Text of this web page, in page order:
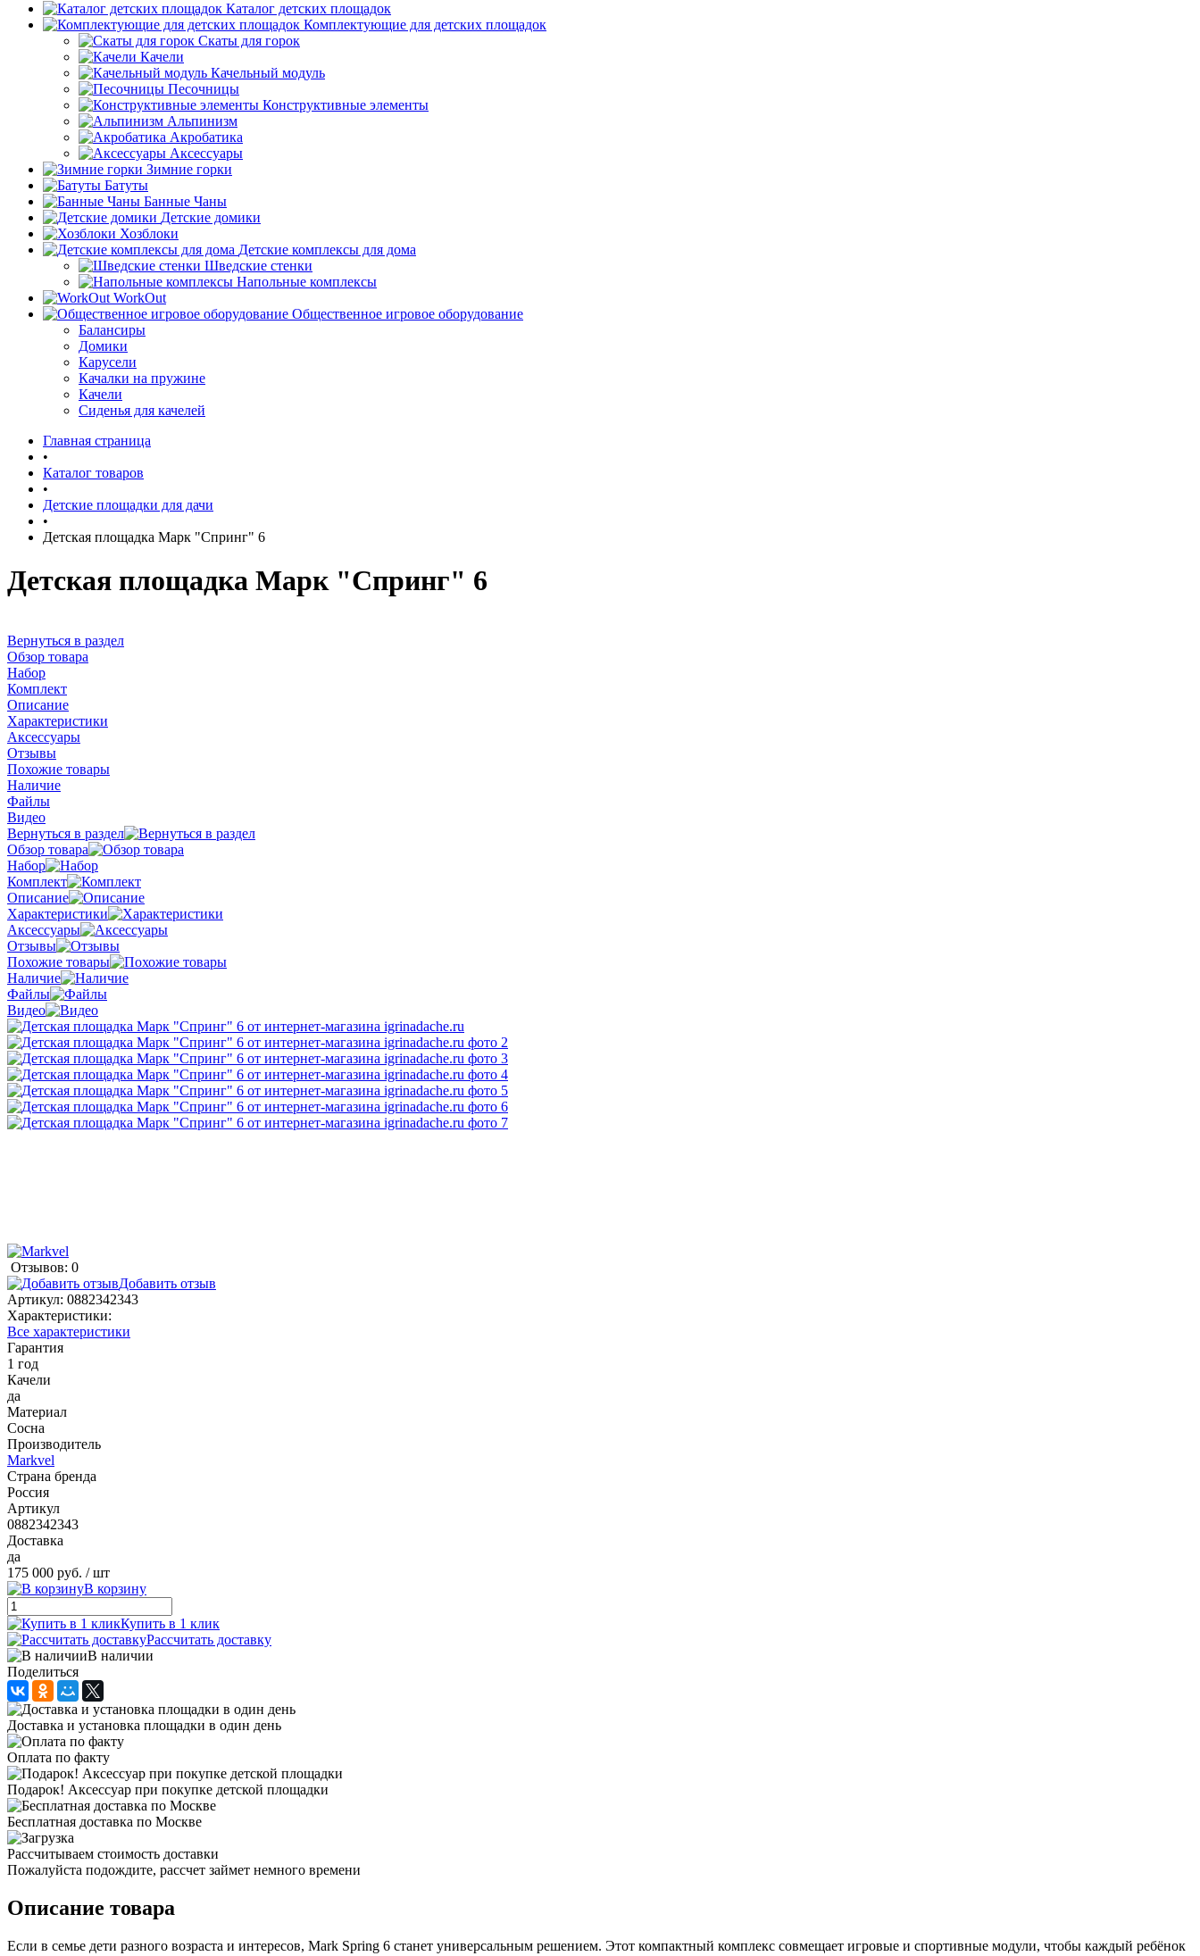
Каталог детских площадок
Комплектующие для детских площадок
Скаты для горок
Качели
Качельный модуль
Песочницы
Конструктивные элементы
Альпинизм
Акробатика
Аксессуары
Зимние горки
Батуты
Банные Чаны
Детские домики
Хозблоки
Детские комплексы для дома
Шведские стенки
Напольные комплексы
WorkOut
Общественное игровое оборудование
Балансиры
Домики
Карусели
Качалки на пружине
Качели
Сиденья для качелей
Главная страница
•
Каталог товаров
•
Детские площадки для дачи
•
Детская площадка Марк "Спринг" 6
Детская площадка Марк "Спринг" 6
Вернуться в раздел
Обзор товара
Набор
Комплект
Описание
Характеристики
Аксессуары
Отзывы
Похожие товары
Наличие
Файлы
Видео
Вернуться в раздел
Обзор товара
Набор
Комплект
Описание
Характеристики
Аксессуары
Отзывы
Похожие товары
Наличие
Файлы
Видео
Отзывов: 0
Добавить отзыв
Артикул: 0882342343
Характеристики:
Все характеристики
Гарантия
1 год
Качели
да
Материал
Сосна
Производитель
Markvel
Страна бренда
Россия
Артикул
0882342343
Доставка
да
175 000 руб. / шт
В корзину
Купить в 1 клик
Рассчитать доставку
В наличии
Поделиться
Доставка и установка площадки в один день
Оплата по факту
Подарок! Аксессуар при покупке детской площадки
Бесплатная доставка по Москве
Рассчитываем стоимость доставки
Пожалуйста подождите, рассчет займет немного времени
Описание товара
Если в семье дети разного возраста и интересов, Mark Spring 6 станет универсальным решением. Этот компактный комплекс совмещает игровые и спортивные модули, чтобы каждый ребёнок